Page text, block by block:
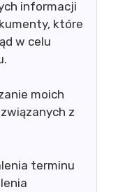
informacji
które
w celu
moich
z
terminu